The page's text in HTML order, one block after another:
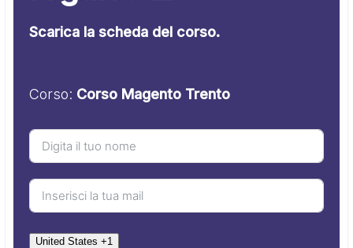
Scarica la scheda del corso.
Corso: Corso Magento Trento
United States +1